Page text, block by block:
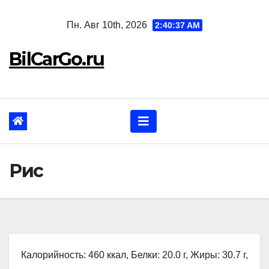
Пн. Авг 10th, 2026 2:40:38 AM
BilCarGo.ru
Рис
Калорийность: 460 ккал, Белки: 20.0 г, Жиры: 30.7 г,